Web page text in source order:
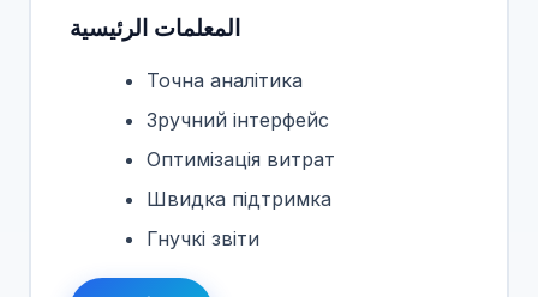
المعلمات الرئيسية
Точна аналітика
Зручний інтерфейс
Оптимізація витрат
Швидка підтримка
Гнучкі звіти